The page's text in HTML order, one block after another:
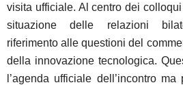
visita ufficiale. Al centro dei
situazione delle relazioni
riferimento alle questioni del
della innovazione tecnologica.
l’agenda ufficiale dell’incontro